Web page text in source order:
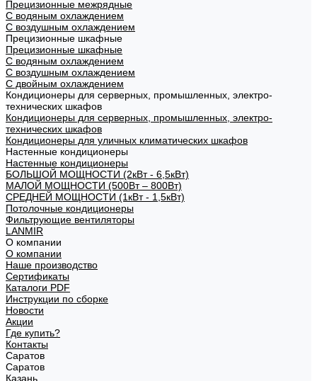
Прецизионные межрядные
С водяным охлаждением
С воздушным охлаждением
Прецизионные шкафные
Прецизионные шкафные
С водяным охлаждением
С воздушным охлаждением
С двойным охлаждением
Кондиционеры для серверных, промышленных, электро-
технических шкафов
Кондиционеры для серверных, промышленных, электро-
технических шкафов
Кондиционеры для уличных климатических шкафов
Настенные кондиционеры
Настенные кондиционеры
БОЛЬШОЙ МОЩНОСТИ (2кВт - 6,5кВт)
МАЛОЙ МОЩНОСТИ (500Вт – 800Вт)
СРЕДНЕЙ МОЩНОСТИ (1кВт - 1,5кВт)
Потолочные кондиционеры
Фильтрующие вентиляторы
LANMIR
О компании
О компании
Наше производство
Сертификаты
Каталоги PDF
Инструкции по сборке
Новости
Акции
Где купить?
Контакты
Саратов
Саратов
Казань